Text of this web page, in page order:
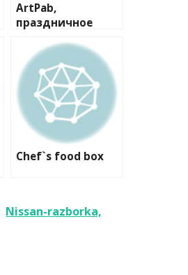
ArtPab,
праздничное
Chef`s food box
Nissan-razborka,